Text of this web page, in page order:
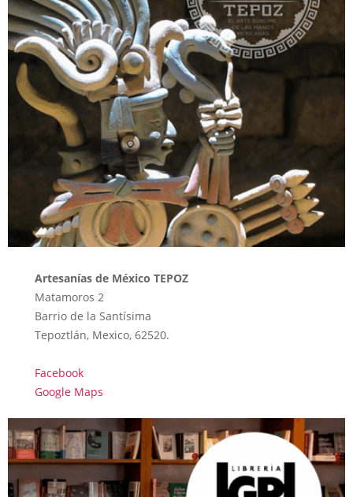
Artesanías de México TEPOZ
Matamoros 2
Barrio de la Santísima
Tepoztlán, Mexico, 62520.
Facebook
Google Maps